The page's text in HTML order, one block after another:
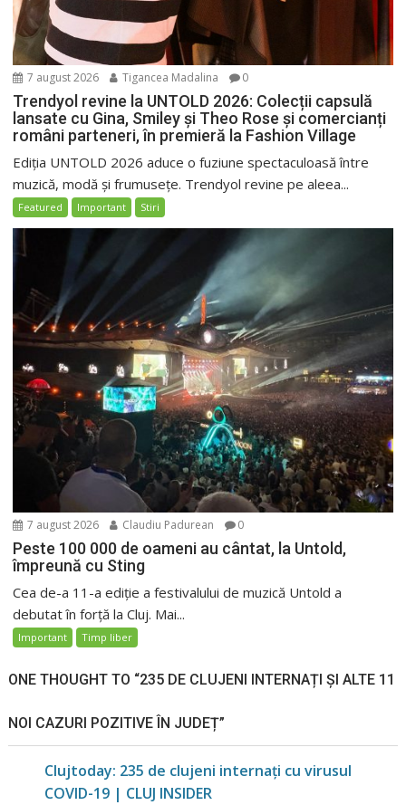
7 august 2026 Tigancea Madalina 0
Trendyol revine la UNTOLD 2026: Colecții capsulă
lansate cu Gina, Smiley și Theo Rose și comercianți
români parteneri, în premieră la Fashion Village
Ediția UNTOLD 2026 aduce o fuziune spectaculoasă între
muzică, modă și frumusețe. Trendyol revine pe aleea...
Featured Important Stiri
7 august 2026 Claudiu Padurean 0
Peste 100 000 de oameni au cântat, la Untold,
împreună cu Sting
Cea de-a 11-a ediție a festivalului de muzică Untold a
debutat în forță la Cluj. Mai...
Important Timp liber
ONE THOUGHT TO “235 DE CLUJENI INTERNAȚI ȘI ALTE 11
NOI CAZURI POZITIVE ÎN JUDEȚ”
Clujtoday: 235 de clujeni internați cu virusul
COVID-19 | CLUJ INSIDER